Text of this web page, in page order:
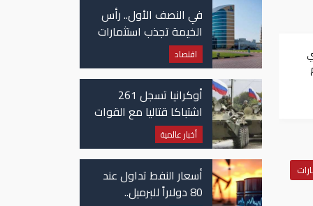
في النصف الأول.. رأس
الخيمة تجذب استثمارات
تتجاوز 771 مليون درهم
اقتصاد
أوكرانيا تسجل 261
اشتباكا قتاليا مع القوات
الروسية
أخبار عالمية
أسعار النفط تداول عند
80 دولاراً للبرميل..